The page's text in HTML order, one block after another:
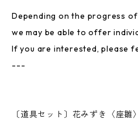
Depending on the progress
we may be able to offer
If you are interested, please
---
〔道具セット〕花みずき〈座雛〉